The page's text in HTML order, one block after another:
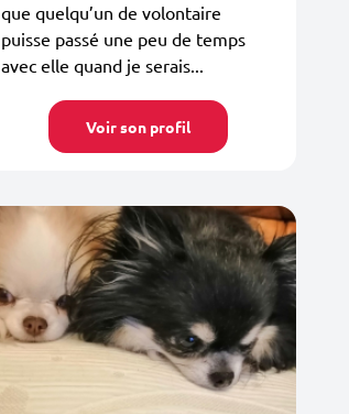
que quelqu’un de volontaire
puisse passé une peu de temps
avec elle quand je serais...
Voir son profil